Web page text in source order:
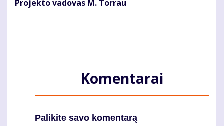
Projekto vadovas M. Torrau
Komentarai
Palikite savo komentarą